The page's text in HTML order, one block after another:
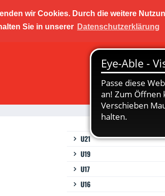
wir Cookies. Durch die weitere
Sie in unserer Datenschutzerklärung
U21
U19
U17
U16